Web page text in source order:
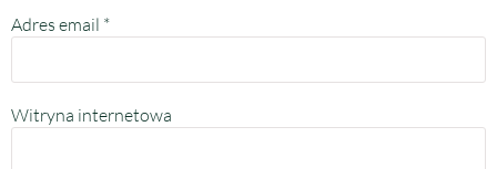
Adres email *
Witryna internetowa